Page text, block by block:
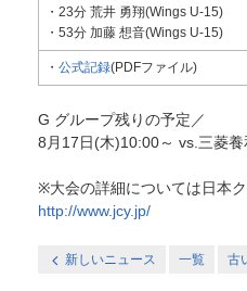
・23分 荒井 勇翔(Wings U-15)
・53分 加藤 想音(Wings U-15)
・ 公式記録(PDFファイル)
G グループ残りの予定／
8月17日(木)10:00～ vs.三菱
※大会の詳細については日本
http://www.jcy.jp/
新しいニュース 一覧 古